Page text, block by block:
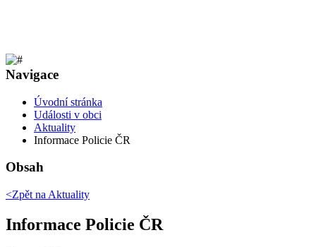
Navigace
Úvodní stránka
Události v obci
Aktuality
Informace Policie ČR
Obsah
<Zpět na Aktuality
Informace Policie ČR